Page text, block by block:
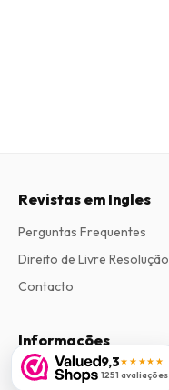
9,3★★★★★
1251 avaliações
Revistas em Ingles
Perguntas Frequentes
Direito de Livre Resolução
Contacto
Informações
Sobre Nós